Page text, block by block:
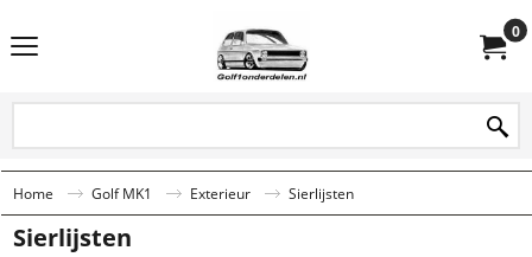
0
Home Golf MK1 Exterieur Sierlijsten
Sierlijsten